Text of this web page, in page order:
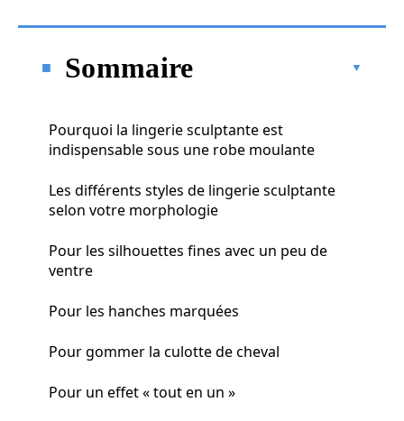
Sommaire
Pourquoi la lingerie sculptante est
indispensable sous une robe moulante
Les différents styles de lingerie sculptante
selon votre morphologie
Pour les silhouettes fines avec un peu de
ventre
Pour les hanches marquées
Pour gommer la culotte de cheval
Pour un effet « tout en un »